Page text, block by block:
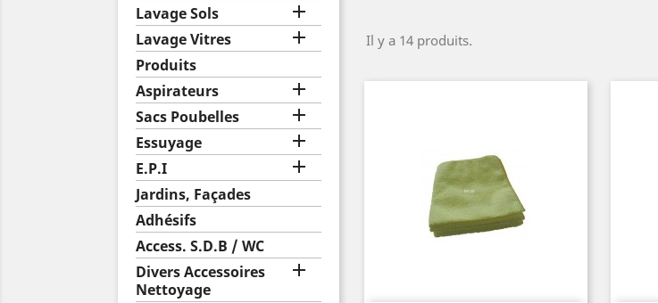
Lavage Sols

Lavage Vitres 
Produits
Aspirateurs

Sacs Poubelles 
Essuyage 
E.P.I 
Jardins, Façades
Adhésifs
Access. S.D.B / WC
Divers Accessoires
Nettoyage

Il y a 14 produits.